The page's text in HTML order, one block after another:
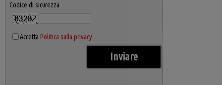
Codice di sicurezza
Accetta Politica sulla privacy